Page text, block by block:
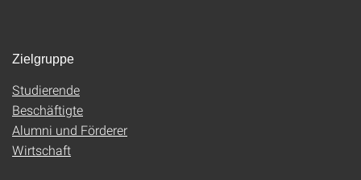
Zielgruppe
Studierende
Beschäftigte
Alumni und Förderer
Wirtschaft